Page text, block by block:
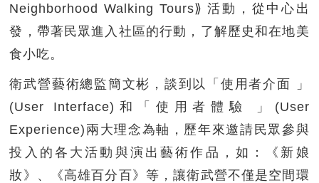
Neighborhood Walking Tours⟫ 活動，從中心出
發，帶著民眾進入社區的行動，了解歷史和在地美
食小吃。
衛武營藝術總監簡文彬，談到以「使用者介面 」
(User Interface)和「使用者體驗 」(User
Experience)兩大理念為軸，歷年來邀請民眾參與
投入的各大活動與演出藝術作品，如：《新娘
妝》、《高雄百分百》等，讓衛武營不僅是空間環